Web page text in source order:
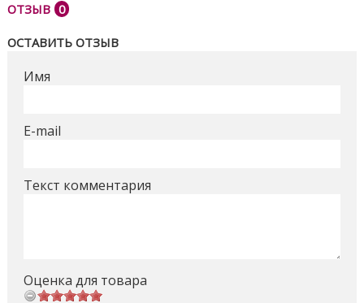
ОТЗЫВ 0
ОСТАВИТЬ ОТЗЫВ
Имя
E-mail
Текст комментария
Оценка для товара